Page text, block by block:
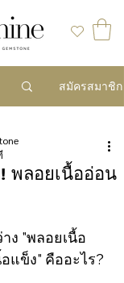
สมัครสมาชิก
พลอยเนื้ออ่อน
ง "พลอยเนื้อ
แข็ง" คืออะไร?